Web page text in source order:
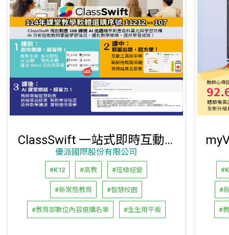
ClassSwift 一站式即時互動教學平臺
優派國際股份有限公司
#K12 #高教 #班級經營
#新常態教育 #智慧校園
#教育部數位內容選購名單 #生生用平板
#
#